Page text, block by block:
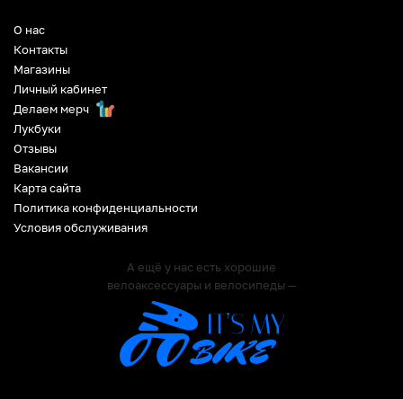
О нас
Контакты
Магазины
Личный кабинет
Делаем мерч
Лукбуки
Отзывы
Вакансии
Карта сайта
Политика конфиденциальности
Условия обслуживания
А ещё у нас есть хорошие
велоаксессуары и велосипеды —